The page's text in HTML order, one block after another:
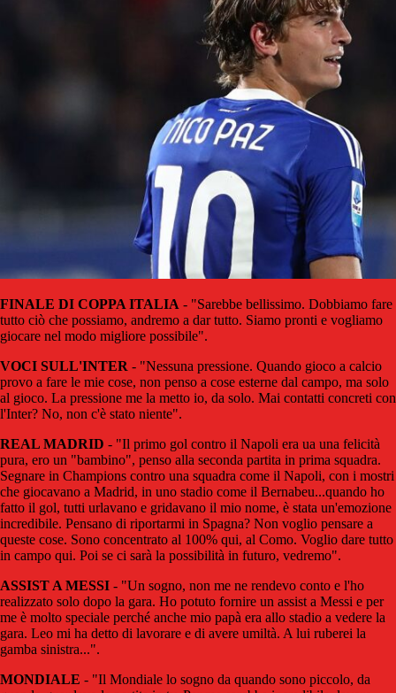
FINALE DI COPPA ITALIA - "Sarebbe bellissimo. Dobbiamo fare
tutto ciò che possiamo, andremo a dar tutto. Siamo pronti e vogliamo
giocare nel modo migliore possibile".
VOCI SULL'INTER - "Nessuna pressione. Quando gioco a calcio
provo a fare le mie cose, non penso a cose esterne dal campo, ma solo
al gioco. La pressione me la metto io, da solo. Mai contatti concreti con
l'Inter? No, non c'è stato niente".
REAL MADRID - "Il primo gol contro il Napoli era ua una felicità
pura, ero un "bambino", penso alla seconda partita in prima squadra.
Segnare in Champions contro una squadra come il Napoli, con i mostri
che giocavano a Madrid, in uno stadio come il Bernabeu...quando ho
fatto il gol, tutti urlavano e gridavano il mio nome, è stata un'emozione
incredibile. Pensano di riportarmi in Spagna? Non voglio pensare a
queste cose. Sono concentrato al 100% qui, al Como. Voglio dare tutto
in campo qui. Poi se ci sarà la possibilità in futuro, vedremo".
ASSIST A MESSI - "Un sogno, non me ne rendevo conto e l'ho
realizzato solo dopo la gara. Ho potuto fornire un assist a Messi e per
me è molto speciale perché anche mio papà era allo stadio a vedere la
gara. Leo mi ha detto di lavorare e di avere umiltà. A lui ruberei la
gamba sinistra...".
MONDIALE - "Il Mondiale lo sogno da quando sono piccolo, da